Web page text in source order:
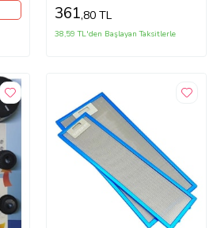
361,80 TL
38,59 TL'den Başlayan Taksitlerle